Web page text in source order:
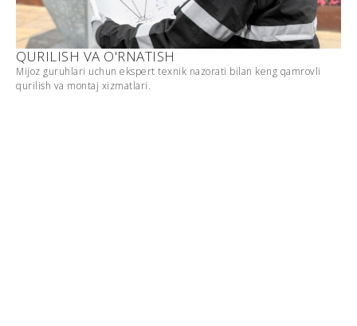
QURILISH VA O'RNATISH
Mijoz guruhlari uchun ekspert texnik nazorati bilan keng qamrovli
qurilish va montaj xizmatlari.